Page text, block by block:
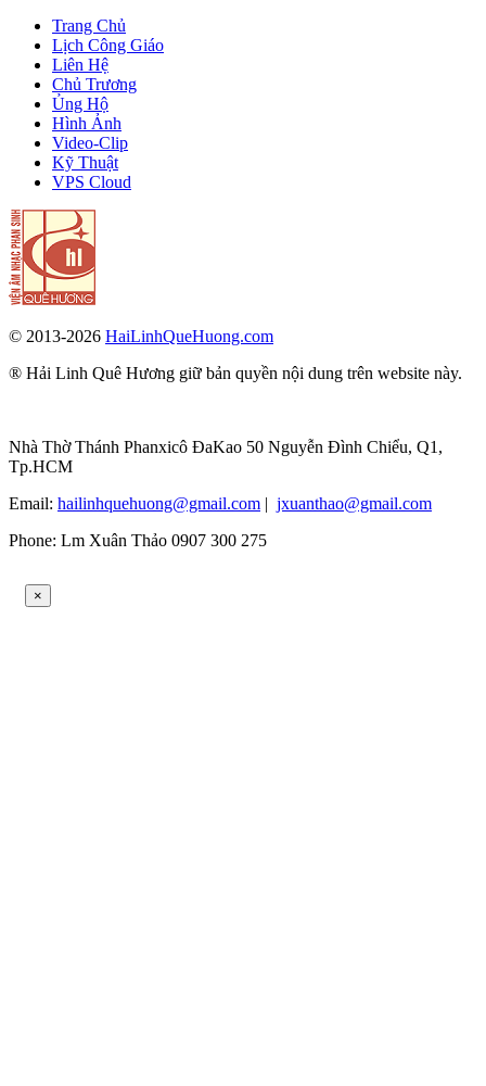
Trang Chủ
Lịch Công Giáo
Liên Hệ
Chủ Trương
Ủng Hộ
Hình Ảnh
Video-Clip
Kỹ Thuật
VPS Cloud
© 2013-2026 HaiLinhQueHuong.com
® Hải Linh Quê Hương giữ bản quyền nội dung trên website này.
Nhà Thờ Thánh Phanxicô ĐaKao 50 Nguyễn Đình Chiểu, Q1,
Tp.HCM
Email: hailinhquehuong@gmail.com | jxuanthao@gmail.com
Phone: Lm Xuân Thảo 0907 300 275
×